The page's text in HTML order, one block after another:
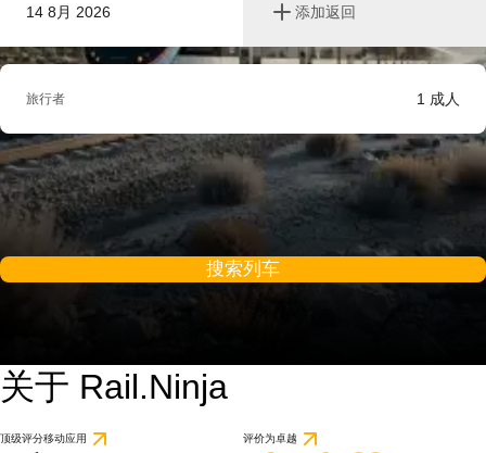
14 8月 2026 添加返回
旅行者 1 成人
搜索列车
关于 Rail.Ninja
顶级评分移动应用 评价为卓越